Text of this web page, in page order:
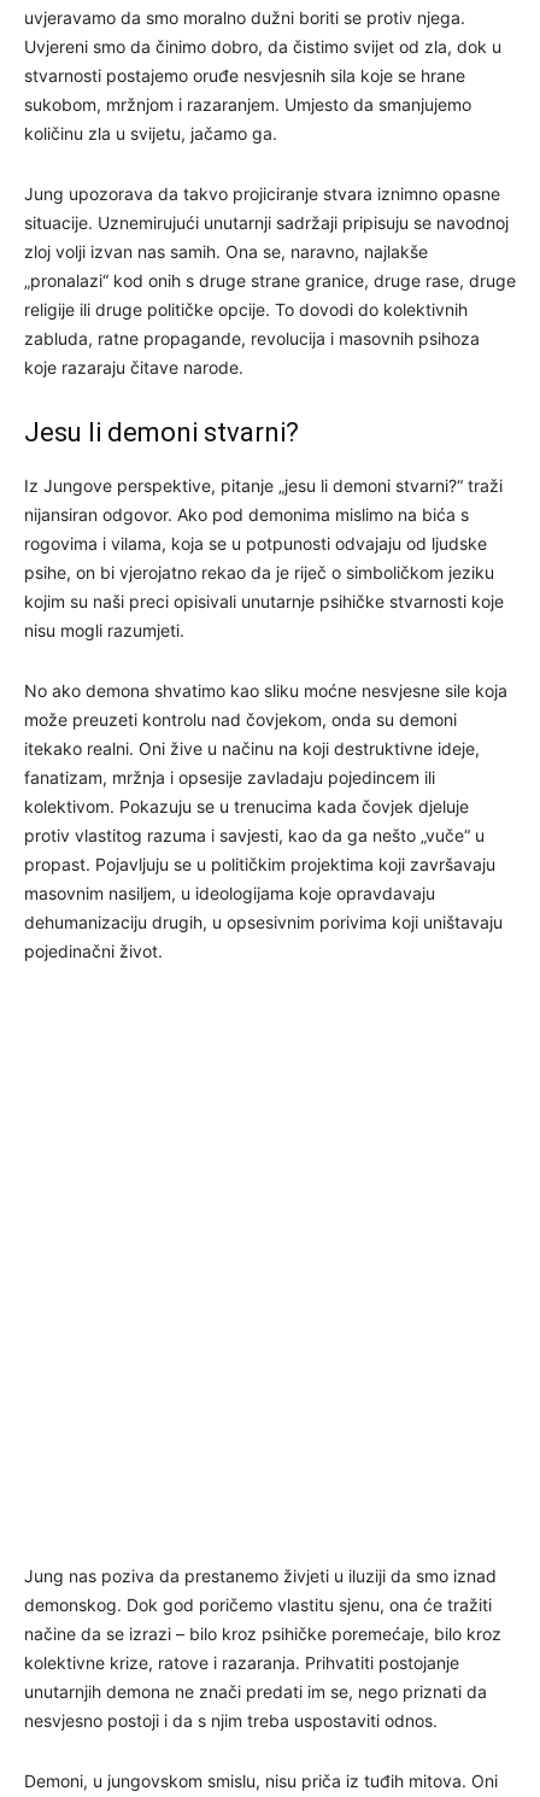
uvjeravamo da smo moralno dužni boriti se protiv njega.
Uvjereni smo da činimo dobro, da čistimo svijet od zla, dok u
stvarnosti postajemo oruđe nesvjesnih sila koje se hrane
sukobom, mržnjom i razaranjem. Umjesto da smanjujemo
količinu zla u svijetu, jačamo ga.
Jung upozorava da takvo projiciranje stvara iznimno opasne
situacije. Uznemirujući unutarnji sadržaji pripisuju se navodnoj
zloj volji izvan nas samih. Ona se, naravno, najlakše
„pronalazi“ kod onih s druge strane granice, druge rase, druge
religije ili druge političke opcije. To dovodi do kolektivnih
zabluda, ratne propagande, revolucija i masovnih psihoza
koje razaraju čitave narode.
Jesu li demoni stvarni?
Iz Jungove perspektive, pitanje „jesu li demoni stvarni?“ traži
nijansiran odgovor. Ako pod demonima mislimo na bića s
rogovima i vilama, koja se u potpunosti odvajaju od ljudske
psihe, on bi vjerojatno rekao da je riječ o simboličkom jeziku
kojim su naši preci opisivali unutarnje psihičke stvarnosti koje
nisu mogli razumjeti.
No ako demona shvatimo kao sliku moćne nesvjesne sile koja
može preuzeti kontrolu nad čovjekom, onda su demoni
itekako realni. Oni žive u načinu na koji destruktivne ideje,
fanatizam, mržnja i opsesije zavladaju pojedincem ili
kolektivom. Pokazuju se u trenucima kada čovjek djeluje
protiv vlastitog razuma i savjesti, kao da ga nešto „vuče“ u
propast. Pojavljuju se u političkim projektima koji završavaju
masovnim nasiljem, u ideologijama koje opravdavaju
dehumanizaciju drugih, u opsesivnim porivima koji uništavaju
pojedinačni život.
Jung nas poziva da prestanemo živjeti u iluziji da smo iznad
demonskog. Dok god poričemo vlastitu sjenu, ona će tražiti
načine da se izrazi – bilo kroz psihičke poremećaje, bilo kroz
kolektivne krize, ratove i razaranja. Prihvatiti postojanje
unutarnjih demona ne znači predati im se, nego priznati da
nesvjesno postoji i da s njim treba uspostaviti odnos.
Demoni, u jungovskom smislu, nisu priča iz tuđih mitova. Oni